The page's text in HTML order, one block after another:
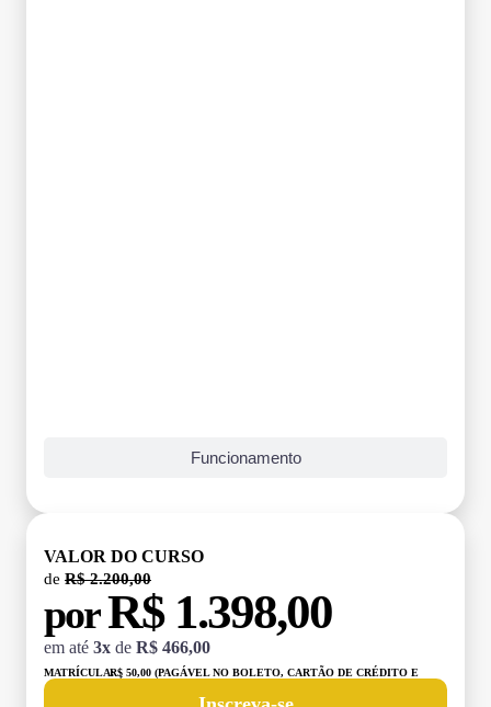
Funcionamento
VALOR DO CURSO
de R$ 2.200,00
porR$ 1.398,00
em até 3x de R$ 466,00
MATRÍCULA:R$ 50,00 (PAGÁVEL NO BOLETO, CARTÃO DE CRÉDITO E